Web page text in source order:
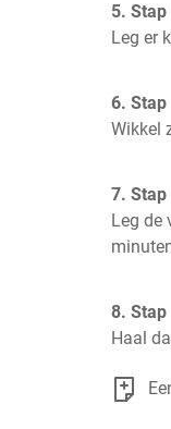
5. Stap
Leg er
6. Stap
Wikkel
7. Stap
Leg de
8. Stap
Haal